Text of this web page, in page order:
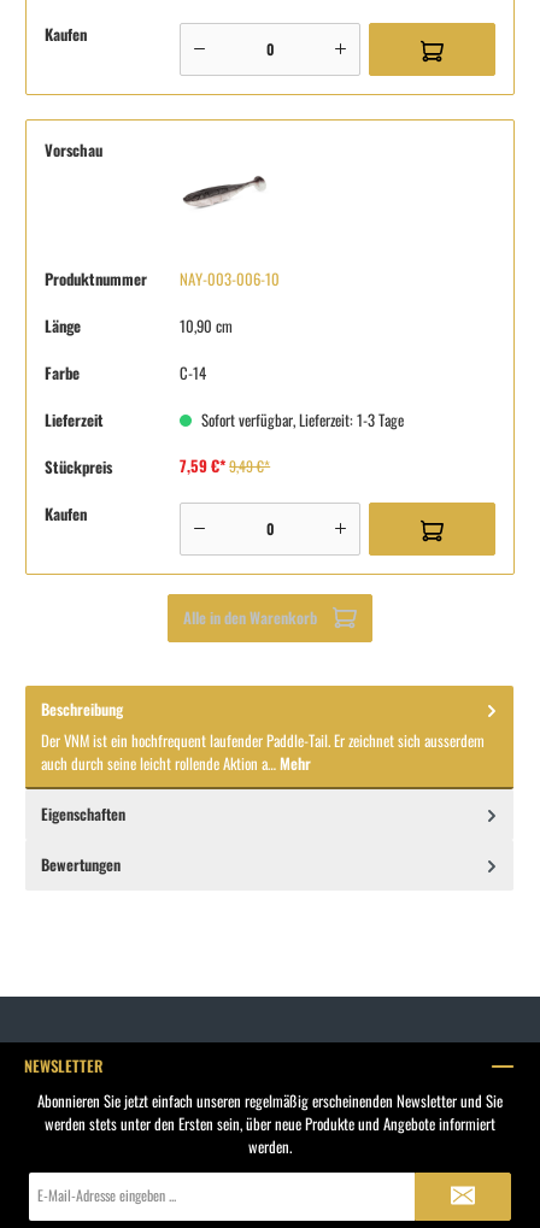
Kaufen
Vorschau
Produktnummer NAY-003-006-10
Länge 10,90 cm
Farbe C-14
Lieferzeit Sofort verfügbar, Lieferzeit: 1-3 Tage
Stückpreis 7,59 €*9,49 €*
Kaufen
Alle in den Warenkorb
Beschreibung
Der VNM ist ein hochfrequent laufender Paddle-Tail. Er zeichnet sich ausserdem
auch durch seine leicht rollende Aktion a…Mehr
Eigenschaften
Bewertungen
NEWSLETTER
Abonnieren Sie jetzt einfach unseren regelmäßig erscheinenden Newsletter und Sie
werden stets unter den Ersten sein, über neue Produkte und Angebote informiert
werden.